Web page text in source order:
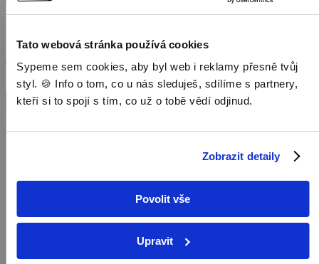
Tato webová stránka používá cookies
Sypeme sem cookies, aby byl web i reklamy přesně tvůj
styl. 🍪 Info o tom, co u nás sleduješ, sdílíme s partnery,
kteří si to spojí s tím, co už o tobě vědí odjinud.
Zobrazit detaily
Povolit vše
Upravit
Pořad aktuálně není v nabídce